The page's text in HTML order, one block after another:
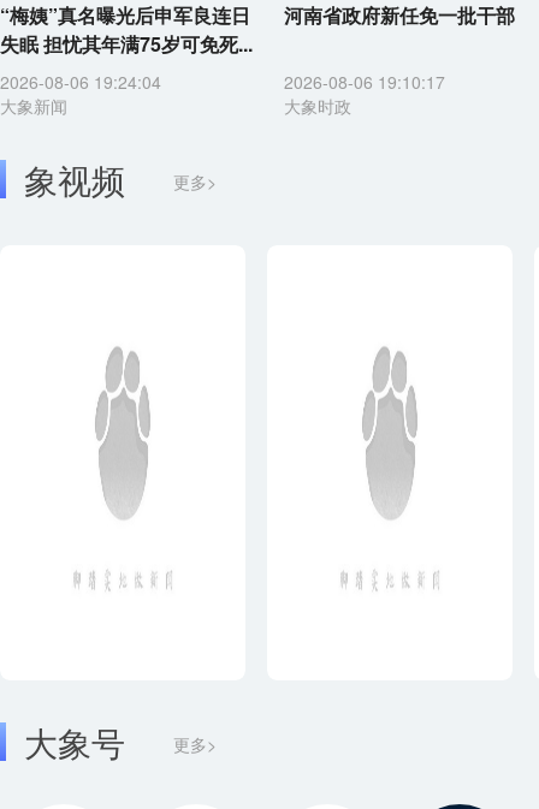
“梅姨”真名曝光后申军良连日
失眠 担忧其年满75岁可免死...
2026-08-06 19:24:04
大象新闻
河南省政府新任免一批干部
2026-08-06 19:10:17
大象时政
象视频 更多>
大象号 更多>